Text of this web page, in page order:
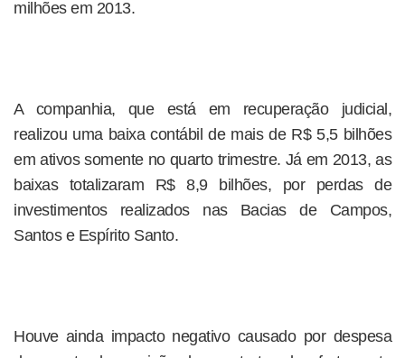
milhões em 2013.
A companhia, que está em recuperação judicial,
realizou uma baixa contábil de mais de R$ 5,5 bilhões
em ativos somente no quarto trimestre. Já em 2013, as
baixas totalizaram R$ 8,9 bilhões, por perdas de
investimentos realizados nas Bacias de Campos,
Santos e Espírito Santo.
Houve ainda impacto negativo causado por despesa